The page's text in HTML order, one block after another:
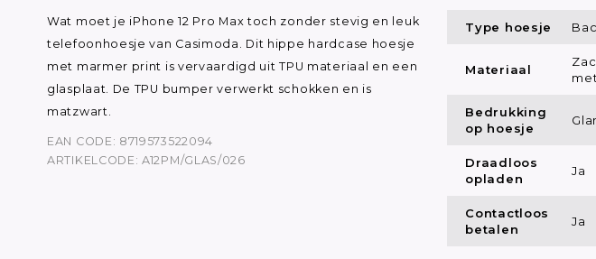
Wat moet je iPhone 12 Pro Max toch zonder stevig en leuk
telefoonhoesje van Casimoda. Dit hippe hardcase hoesje
met marmer print is vervaardigd uit TPU materiaal en een
glasplaat. De TPU bumper verwerkt schokken en is
matzwart.
EAN CODE: 8719573522094
ARTIKELCODE: A12PM/GLAS/026
Type hoesje
Materiaal
Bedrukking
op hoesje
Draadloos
opladen
Ja
Contactloos
betalen
Ja